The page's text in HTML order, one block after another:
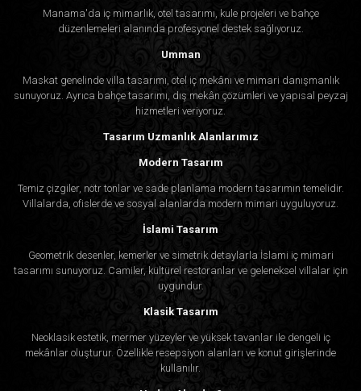
Manama'da iç mimarlık, otel tasarımı, kule projeleri ve bahçe
düzenlemeleri alanında profesyonel destek sağlıyoruz.
Umman
Maskat genelinde villa tasarımı, otel iç mekânı ve mimari danışmanlık
sunuyoruz. Ayrıca bahçe tasarımı, dış mekân çözümleri ve yapısal peyzaj
hizmetleri veriyoruz.
Tasarım Uzmanlık Alanlarımız
Modern Tasarım
Temiz çizgiler, nötr tonlar ve sade planlama modern tasarımın temelidir.
Villalarda, ofislerde ve sosyal alanlarda modern mimari uyguluyoruz.
İslami Tasarım
Geometrik desenler, kemerler ve simetrik detaylarla İslami iç mimari
tasarımı sunuyoruz. Camiler, kültürel restoranlar ve geleneksel villalar için
uygundur.
Klasik Tasarım
Neoklasik estetik, mermer yüzeyler ve yüksek tavanlar ile dengeli iç
mekânlar oluşturur. Özellikle resepsiyon alanları ve konut girişlerinde
kullanılır.